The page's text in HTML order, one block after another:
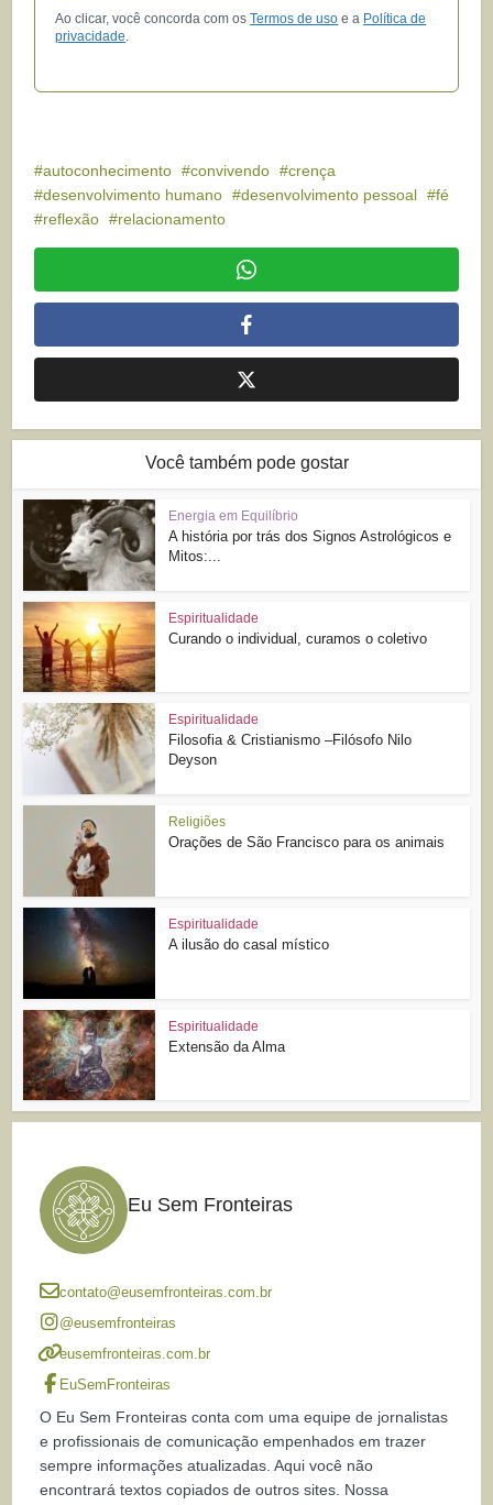
Ao clicar, você concorda com osTermos de uso e a Política de
privacidade.
autoconhecimento convivendo
crença
desenvolvimento humano
desenvolvimento pessoal
fé
reflexão
relacionamento
Você também pode gostar
Energia em Equilíbrio
A história por trás dos Signos Astrológicos e
Mitos:...
Espiritualidade
Curando o individual, curamos o coletivo
Espiritualidade
Filosofia & Cristianismo –Filósofo Nilo
Deyson
Religiões
Orações de São Francisco para os animais
Espiritualidade
A ilusão do casal místico
Espiritualidade
Extensão da Alma
Eu Sem Fronteiras
contato@eusemfronteiras.com.br
@eusemfronteiras
eusemfronteiras.com.br
EuSemFronteiras
O Eu Sem Fronteiras conta com uma equipe de jornalistas
e profissionais de comunicação empenhados em trazer
sempre informações atualizadas. Aqui você não
encontrará textos copiados de outros sites. Nossa